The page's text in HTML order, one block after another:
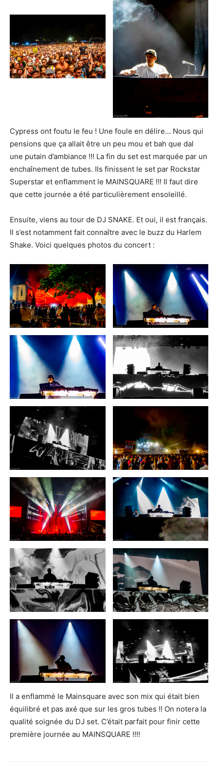
Cypress ont foutu le feu ! Une foule en délire… Nous qui
pensions que ça allait être un peu mou et bah que dal
une putain d’ambiance !!! La fin du set est marquée par un
enchaînement de tubes. Ils finissent le set par Rockstar
Superstar et enflamment le MAINSQUARE !!! Il faut dire
que cette journée a été particulièrement ensoleillé.
Ensuite, viens au tour de DJ SNAKE. Et oui, il est français.
Il s’est notamment fait connaître avec le buzz du Harlem
Shake. Voici quelques photos du concert :
Il a enflammé le Mainsquare avec son mix qui était bien
équilibré et pas axé que sur les gros tubes !! On notera la
qualité soignée du DJ set. C’était parfait pour finir cette
première journée au MAINSQUARE !!!!